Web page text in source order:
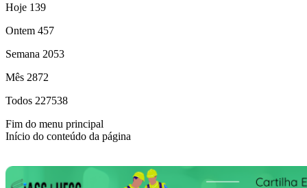
Hoje 139
Ontem 457
Semana 2053
Mês 2872
Todos 227538
Fim do menu principal
Início do conteúdo da página